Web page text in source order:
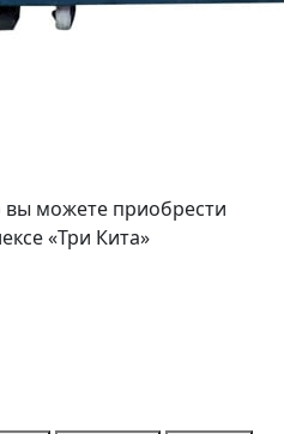
вы можете приобрести
«Три Кита»